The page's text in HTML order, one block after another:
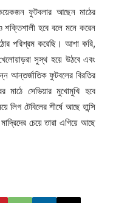
ফুটবলার আছেন মাঠের
হবে বলে মনে করেন
পরিশ্রম করেছি। আশা করি,
সুস্থ হয়ে উঠবে এবং
আন্তর্জাতিক ফুটবলের বিরতির
সেভিয়ার মুখোমুখি হবে
লিগ টেবিলের শীর্ষে আছে হান্সি
চেয়ে তারা এগিয়ে আছে